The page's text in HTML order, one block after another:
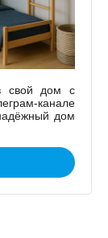
свой дом с
канале
дом